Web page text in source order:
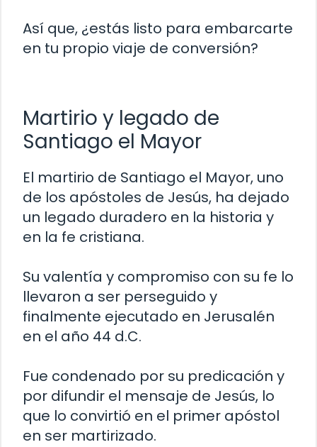
Así que, ¿estás listo para embarcarte
en tu propio viaje de conversión?
Martirio y legado de
Santiago el Mayor
El martirio de Santiago el Mayor, uno
de los apóstoles de Jesús, ha dejado
un legado duradero en la historia y
en la fe cristiana.
Su valentía y compromiso con su fe lo
llevaron a ser perseguido y
finalmente ejecutado en Jerusalén
en el año 44 d.C.
Fue condenado por su predicación y
por difundir el mensaje de Jesús, lo
que lo convirtió en el primer apóstol
en ser martirizado.